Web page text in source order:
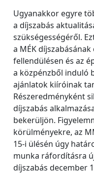
Ugyanakkor egyre
a díjszabás
szükségességéről.
a MÉK
fellendülésen és az
a közpénzből induló
ajánlatok kiíróinak
Részeredményként
díjszabás
bekerüljön.
körülményekre, az
15-i ülésén úgy
munka ráfordításra
díjszabás december